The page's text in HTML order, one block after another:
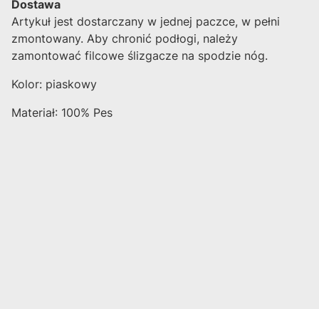
Dostawa
Artykuł jest dostarczany w jednej paczce, w pełni
zmontowany. Aby chronić podłogi, należy
zamontować filcowe ślizgacze na spodzie nóg.
Kolor: piaskowy
Materiał: 100% Pes